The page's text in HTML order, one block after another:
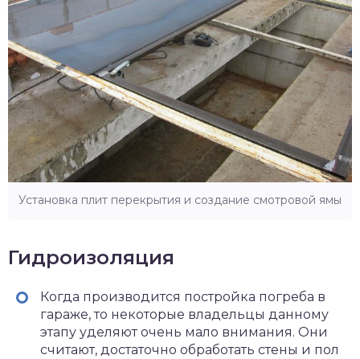
Установка плит перекрытия и создание смотровой ямы
Гидроизоляция
Когда производится постройка погреба в
гараже, то некоторые владельцы данному
этапу уделяют очень мало внимания. Они
считают, достаточно обработать стены и пол